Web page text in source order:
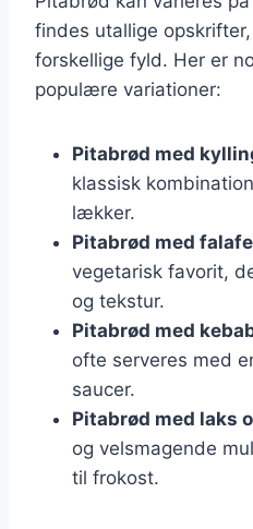
findes utallige
forskellige fyld. Her er
populære variationer:
Pitabrød med
klassisk
lækker.
Pitabrød med
vegetarisk favorit,
og tekstur.
Pitabrød med
ofte serveres med
saucer.
Pitabrød med laks
og velsmagende
til frokost.